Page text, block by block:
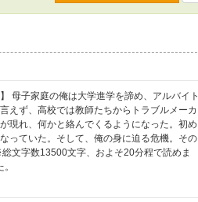
母子家庭の俺は大学進学を諦め、アルバイト
えず、高校では教師たちからトラブルメーカ
現れ、何かと絡んでくるようになった。初め
っていた。そして、俺の身に迫る危機。その
文字数13500文字、およそ20分程で読めま